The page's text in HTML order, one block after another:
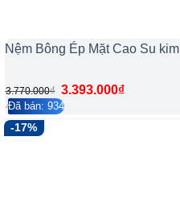
Nệm Bông Ép Mặt Cao Su
3.770.000₫ 3.393.000₫
4.2/5 187
Đã bán: 934
-17%